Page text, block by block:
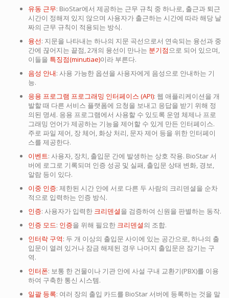
유동 근무: BioStar에서 제공하는 근무 규칙 중 하나로, 출근과 퇴근
시간이 정해져 있지 않으며 사용자가 출근하는 시간에 따라 해당 날
짜의 근무 규칙이 적용되는 방식.
융선: 지문을 나타내는 하나의 지문 곡선으로서 연속되는 융선과 중
간에 끊어지는 끝점, 2개의 융선이 만나는 분기점으로 되어 있으며,
이들을 특징점(minutiae)이라 부른다.
음성 안내: 사용 가능한 옵션을 사용자에게 음성으로 안내하는 기
능.
응용 프로그램 프로그래밍 인터페이스 (API): 웹 애플리케이션을 개
발할 때 다른 서비스 플랫폼에 요청을 보내고 응답을 받기 위해 정
의된 명세. 응용 프로그램에서 사용할 수 있도록 운영 체제나 프로
그래밍 언어가 제공하는 기능을 제어할 수 있게 만든 인터페이스.
주로 파일 제어, 장 체어, 화상 처리, 문자 제어 등을 위한 인터페이
스를 제공한다.
이벤트: 사용자, 장치, 출입문 간에 발생하는 상호 작용. BioStar 서
버에 로그로 기록되며 인증 성공 및 실패, 출입문 상태 변화, 경보,
알람 등이 있다.
이중 인증: 제한된 시간 안에 서로 다른 두 사람의 크리덴셜을 순차
적으로 입력하는 인증 방식.
인증: 사용자가 입력한 크리덴셜을 검증하여 신원을 판별하는 동작.
인증 모드: 인증을 위해 필요한 크리덴셜의 조합.
인터락 구역: 두 개 이상의 출입문 사이에 있는 공간으로, 하나의 출
입문이 열려 있거나 잠금 해제된 경우 나머지 출입문은 잠기는 구
역.
인터폰: 보통 한 건물이나 기관 안에 사설 구내 교환기(PBX)를 이용
하여 구축한 통신 시스템.
일괄 등록: 여러 장의 출입 카드를 BioStar 서버에 등록하는 것을 말